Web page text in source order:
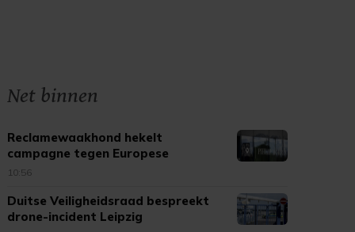
Net binnen
Reclamewaakhond hekelt
campagne tegen Europese
tabaksregels
10:56
Duitse Veiligheidsraad bespreekt
drone-incident Leipzig